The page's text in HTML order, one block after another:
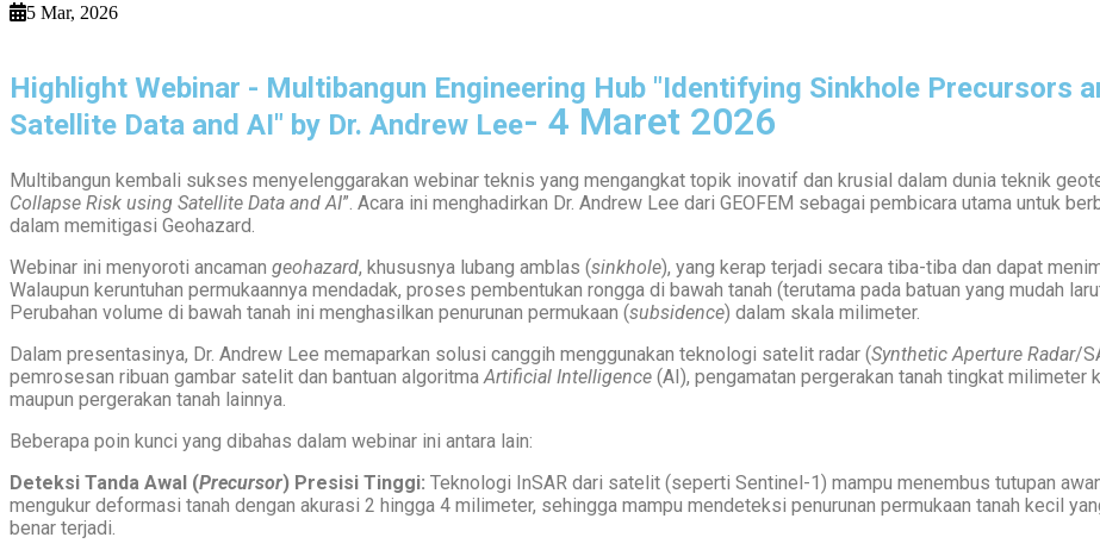
5 Mar, 2026
Highlight Webinar - Multibangun Engineering Hub "Identifying Sinkhole Precursors
Satellite Data and AI" by Dr. Andrew Lee- 4 Maret 2026
Multibangun kembali sukses menyelenggarakan webinar teknis yang mengangkat topik inovatif dan krusial dalam dunia teknik
Collapse Risk using Satellite Data and AI”. Acara ini menghadirkan Dr. Andrew Lee dari GEOFEM sebagai pembicara utama untuk
dalam memitigasi Geohazard.
Webinar ini menyoroti ancaman geohazard, khususnya lubang amblas (sinkhole), yang kerap terjadi secara tiba-tiba dan dapat
Walaupun keruntuhan permukaannya mendadak, proses pembentukan rongga di bawah tanah (terutama pada batuan yang mudah
Perubahan volume di bawah tanah ini menghasilkan penurunan permukaan (subsidence) dalam skala milimeter.
Dalam presentasinya, Dr. Andrew Lee memaparkan solusi canggih menggunakan teknologi satelit radar (Synthetic Aperture Radar/
pemrosesan ribuan gambar satelit dan bantuan algoritmaArtificial Intelligence (AI), pengamatan pergerakan tanah tingkat
maupun pergerakan tanah lainnya.
Beberapa poin kunci yang dibahas dalam webinar ini antara lain:
Deteksi Tanda Awal (Precursor) Presisi Tinggi: Teknologi InSAR dari satelit (seperti Sentinel-1) mampu menembus tutupan
mengukur deformasi tanah dengan akurasi 2 hingga 4 milimeter, sehingga mampu mendeteksi penurunan permukaan tanah kecil
benar terjadi.